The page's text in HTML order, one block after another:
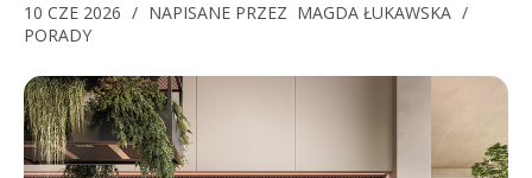
10 CZE 2026 / NAPISANE PRZEZ MAGDA ŁUKAWSKA /
PORADY